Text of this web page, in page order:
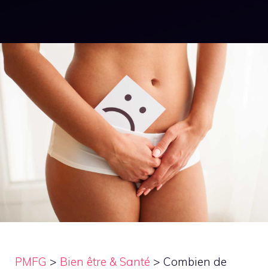
PMFG > Bien être & Santé > Combien de